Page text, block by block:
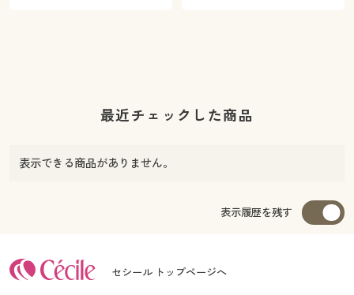
最近チェックした商品
表示できる商品がありません。
表示履歴を残す
セシール トップページへ